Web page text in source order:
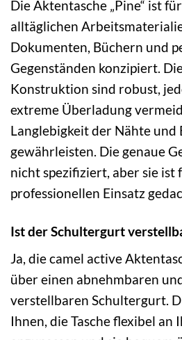
Die Aktentasche „Pine“ ist
alltäglichen
Dokumenten, Büchern und
Gegenständen konzipiert.
Konstruktion sind robust,
extreme Überladung
Langlebigkeit der Nähte und
gewährleisten. Die genaue
nicht spezifiziert, aber sie ist
professionellen Einsatz
Ist der Schultergurt
Ja, die camel active
über einen abnehmbaren
verstellbaren Schultergurt.
Ihnen, die Tasche flexibel an